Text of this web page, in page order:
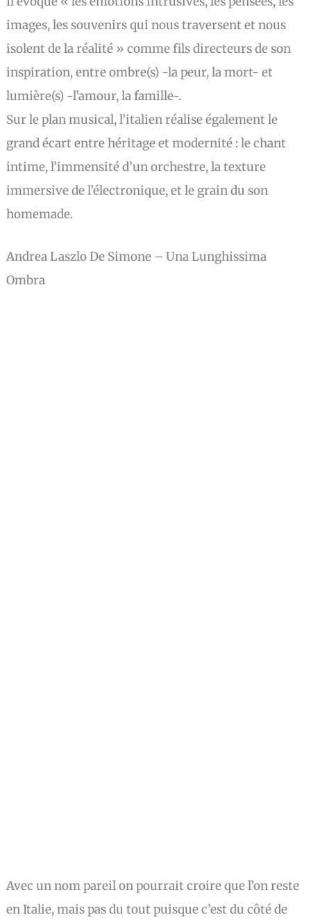
images, les souvenirs qui nous traversent et nous
isolent de la réalité » comme fils directeurs de son
inspiration, entre ombre(s) -la peur, la mort- et
lumière(s) -l’amour, la famille-.
Sur le plan musical, l’italien réalise également le
grand écart entre héritage et modernité : le chant
intime, l’immensité d’un orchestre, la texture
immersive de l’électronique, et le grain du son
homemade.
Andrea Laszlo De Simone – Una Lunghissima
Ombra
Avec un nom pareil on pourrait croire que l’on reste
en Italie, mais pas du tout puisque c’est du côté de